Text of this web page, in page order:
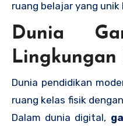
ruang belajar yang
Dunia
Lingkungan
Dunia pendidikan
ruang kelas fisik
Dalam dunia digital,